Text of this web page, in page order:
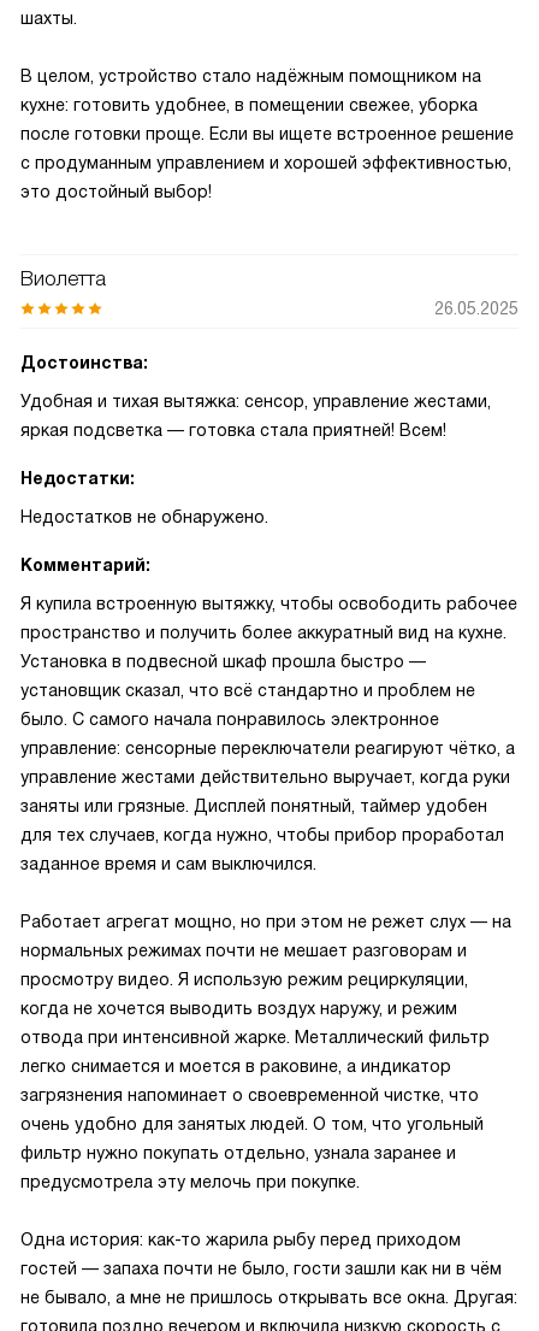
шахты.
В целом, устройство стало надёжным помощником на
кухне: готовить удобнее, в помещении свежее, уборка
после готовки проще. Если вы ищете встроенное решение
с продуманным управлением и хорошей эффективностью,
это достойный выбор!
Виолетта
26.05.2025
Достоинства:
Удобная и тихая вытяжка: сенсор, управление жестами,
яркая подсветка — готовка стала приятней! Всем!
Недостатки:
Недостатков не обнаружено.
Комментарий:
Я купила встроенную вытяжку, чтобы освободить рабочее
пространство и получить более аккуратный вид на кухне.
Установка в подвесной шкаф прошла быстро —
установщик сказал, что всё стандартно и проблем не
было. С самого начала понравилось электронное
управление: сенсорные переключатели реагируют чётко, а
управление жестами действительно выручает, когда руки
заняты или грязные. Дисплей понятный, таймер удобен
для тех случаев, когда нужно, чтобы прибор проработал
заданное время и сам выключился.
Работает агрегат мощно, но при этом не режет слух — на
нормальных режимах почти не мешает разговорам и
просмотру видео. Я использую режим рециркуляции,
когда не хочется выводить воздух наружу, и режим
отвода при интенсивной жарке. Металлический фильтр
легко снимается и моется в раковине, а индикатор
загрязнения напоминает о своевременной чистке, что
очень удобно для занятых людей. О том, что угольный
фильтр нужно покупать отдельно, узнала заранее и
предусмотрела эту мелочь при покупке.
Одна история: как-то жарила рыбу перед приходом
гостей — запаха почти не было, гости зашли как ни в чём
не бывало, а мне не пришлось открывать все окна. Другая:
готовила поздно вечером и включила низкую скорость с